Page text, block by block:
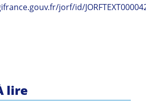
jorf/id/
lire